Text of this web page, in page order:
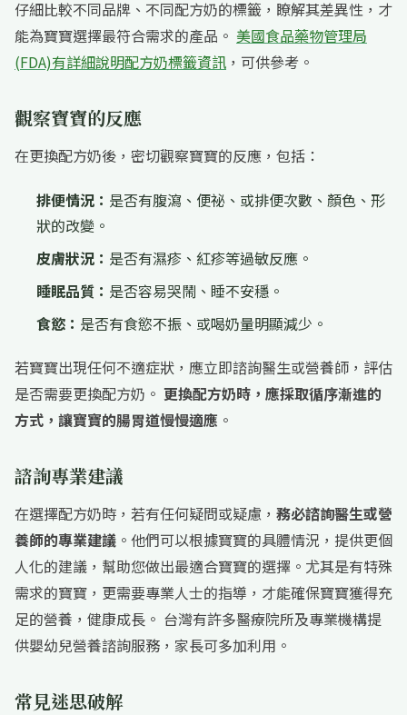
仔細比較不同品牌、不同配方奶的標籤，瞭解其差異性，才
能為寶寶選擇最符合需求的產品。 美國食品藥物管理局
(FDA)有詳細說明配方奶標籤資訊 ，可供參考。
觀察寶寶的反應
在更換配方奶後，密切觀察寶寶的反應，包括：
排便情況： 是否有腹瀉、便祕、或排便次數、顏色、形
狀的改變。
皮膚狀況： 是否有濕疹、紅疹等過敏反應。
睡眠品質： 是否容易哭鬧、睡不安穩。
食慾： 是否有食慾不振、或喝奶量明顯減少。
若寶寶出現任何不適症狀，應立即諮詢醫生或營養師，評估
是否需要更換配方奶。 更換配方奶時，應採取循序漸進的
方式，讓寶寶的腸胃道慢慢適應 。
諮詢專業建議
在選擇配方奶時，若有任何疑問或疑慮， 務必諮詢醫生或營
養師的專業建議 。他們可以根據寶寶的具體情況，提供更個
人化的建議，幫助您做出最適合寶寶的選擇。尤其是有特殊
需求的寶寶，更需要專業人士的指導，才能確保寶寶獲得充
足的營養，健康成長。 台灣有許多醫療院所及專業機構提
供嬰幼兒營養諮詢服務，家長可多加利用。
常見迷思破解